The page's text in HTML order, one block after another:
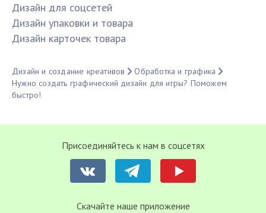
Дизайн для соцсетей
Дизайн упаковки и товара
Дизайн карточек товара
Дизайн и создание креативов
Обработка и графика
Нужно создать графический дизайн для игры? Поможем
быстро!
Присоединяйтесь к нам в соцсетях
Cкачайте наше приложение